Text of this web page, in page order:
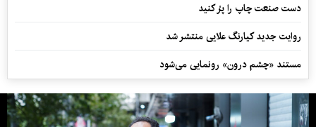
دست صنعت چاپ را پرُ کنید
روایت جدید کیارنگ علایی منتشر شد
مستند «چشم درون» رونمایی می‌شود